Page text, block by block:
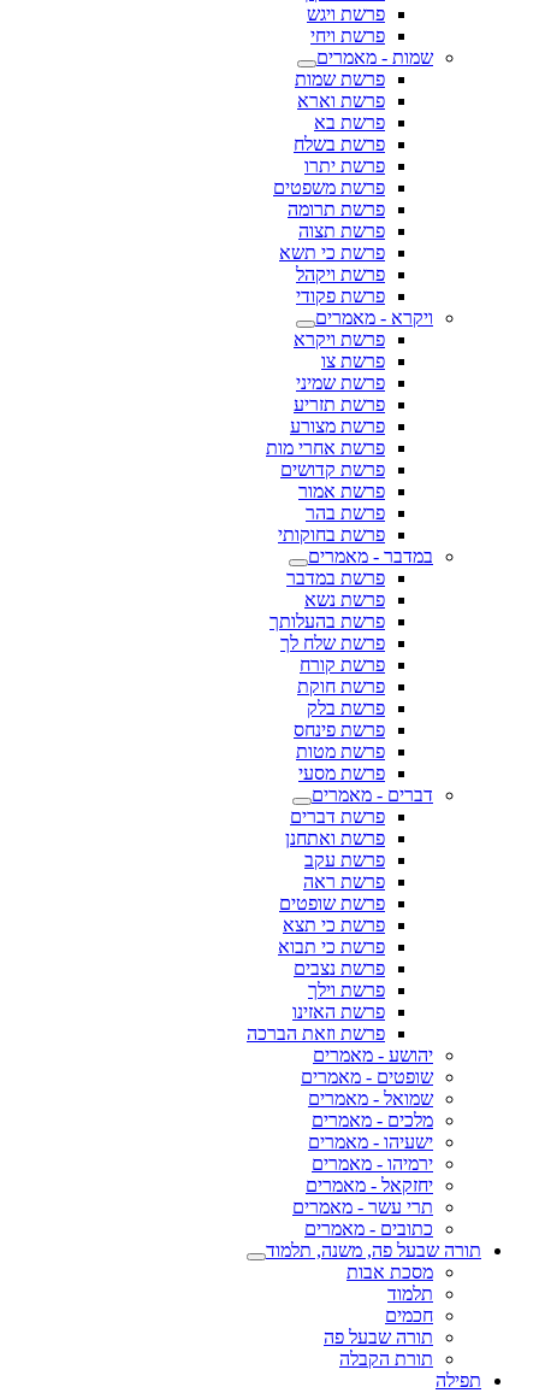
פרשת ויגש
פרשת ויחי
שמות - מאמרים
פרשת שמות
פרשת וארא
פרשת בא
פרשת בשלח
פרשת יתרו
פרשת משפטים
פרשת תרומה
פרשת תצוה
פרשת כי תשא
פרשת ויקהל
פרשת פקודי
ויקרא - מאמרים
פרשת ויקרא
פרשת צו
פרשת שמיני
פרשת תזריע
פרשת מצורע
פרשת אחרי מות
פרשת קדושים
פרשת אמור
פרשת בהר
פרשת בחוקותי
במדבר - מאמרים
פרשת במדבר
פרשת נשא
פרשת בהעלותך
פרשת שלח לך
פרשת קורח
פרשת חוקת
פרשת בלק
פרשת פינחס
פרשת מטות
פרשת מסעי
דברים - מאמרים
פרשת דברים
פרשת ואתחנן
פרשת עקב
פרשת ראה
פרשת שופטים
פרשת כי תצא
פרשת כי תבוא
פרשת נצבים
פרשת וילך
פרשת האזינו
פרשת וזאת הברכה
יהושע - מאמרים
שופטים - מאמרים
שמואל - מאמרים
מלכים - מאמרים
ישעיהו - מאמרים
ירמיהו - מאמרים
יחזקאל - מאמרים
תרי עשר - מאמרים
כתובים - מאמרים
תורה שבעל פה, משנה, תלמוד
מסכת אבות
תלמוד
חכמים
תורה שבעל פה
תורת הקבלה
תפילה